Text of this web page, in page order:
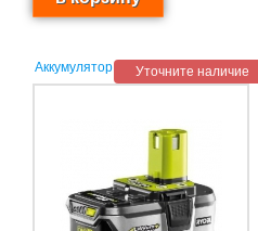
Уточните наличие
Аккумулятор